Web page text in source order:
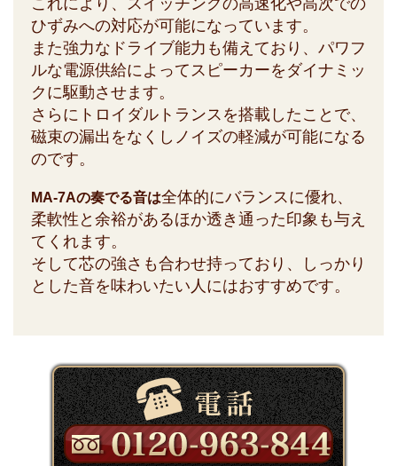
これにより、スイッチングの高速化や高次での
ひずみへの対応が可能になっています。
また強力なドライブ能力も備えており、パワフ
ルな電源供給によってスピーカーをダイナミッ
クに駆動させます。
さらにトロイダルトランスを搭載したことで、
磁束の漏出をなくしノイズの軽減が可能になる
のです。
MA-7Aの奏でる音は全体的にバランスに優れ、
柔軟性と余裕があるほか透き通った印象も与え
てくれます。
そして芯の強さも合わせ持っており、しっかり
とした音を味わいたい人にはおすすめです。